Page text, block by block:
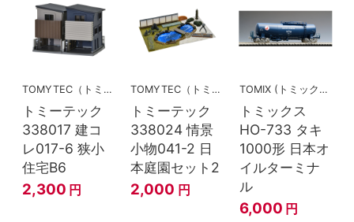
TOMYTEC（トミーテック）
トミーテック
338017 建コ
レ017-6 狭小
住宅B6
2,300 円
TOMYTEC（トミーテック）
トミーテック
338024 情景
小物041-2 日
本庭園セット2
2,000 円
TOMIX (トミックス)
トミックス
HO-733 タキ
1000形 日本オ
イルターミナ
ル
6,000 円